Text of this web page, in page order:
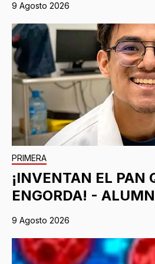
9 Agosto 2026
PRIMERA
¡INVENTAN EL PAN
ENGORDA! -
9 Agosto 2026